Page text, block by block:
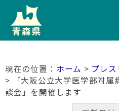
ホーム > プレス
> 「大阪公立大学医学部附属
談会」を開催します